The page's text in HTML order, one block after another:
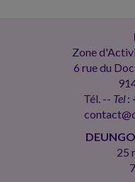
Zone
6 rue du
Tél. -- Tel:
25